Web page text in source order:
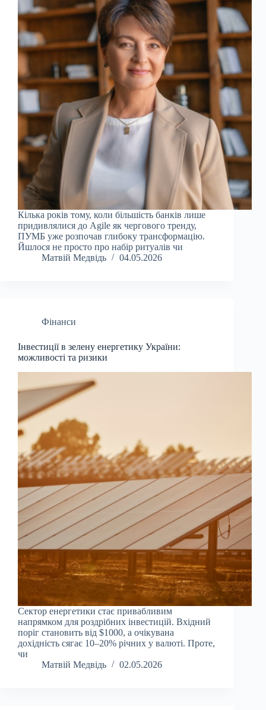
Кілька років тому, коли більшість банків лише
придивлялися до Agile як чергового тренду,
ПУМБ уже розпочав глибоку трансформацію.
Йшлося не просто про набір ритуалів чи
Матвій Медвідь
04.05.2026
Фінанси
Інвестиції в зелену енергетику України:
можливості та ризики
Сектор енергетики стає привабливим
напрямком для роздрібних інвестицій. Вхідний
поріг становить від $1000, а очікувана
дохідність сягає 10–20% річних у валюті. Проте,
чи
Матвій Медвідь
02.05.2026